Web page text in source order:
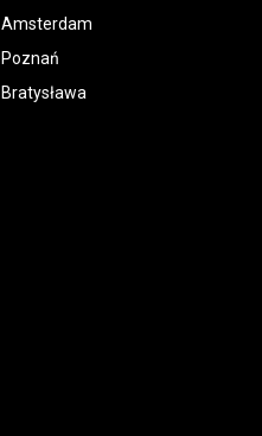
Amsterdam
Poznań
Bratysława